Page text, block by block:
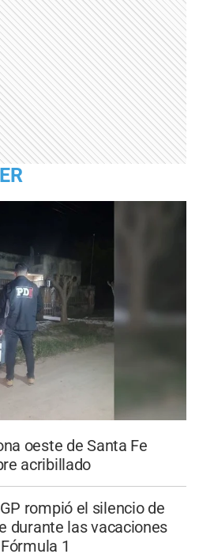
oeste de Santa Fe
acribillado
rompió el silencio de
durante las vacaciones
1